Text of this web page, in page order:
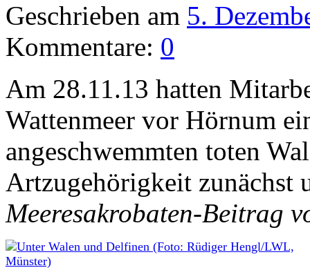
Geschrieben am 5.
Kommentare: 0
Am 28.11.13 hatten
Wattenmeer vor Hörnum
angeschwemmten toten
Artzugehörigkeit zunächst
Meeresakrobaten-Beitrag